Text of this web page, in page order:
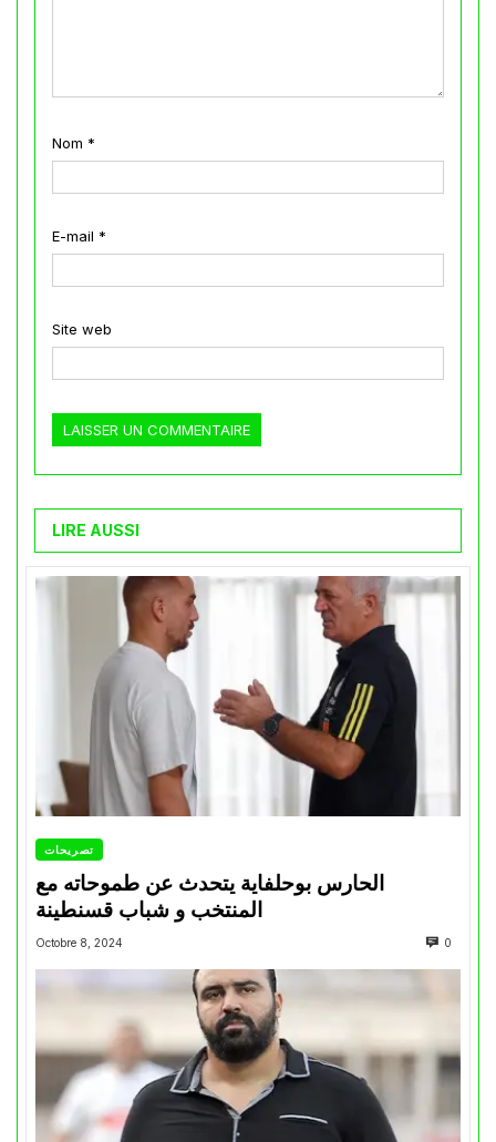
Nom *
E-mail *
Site web
LIRE AUSSI
تصريحات
الحارس بوحلفاية يتحدث عن طموحاته مع
المنتخب و شباب قسنطينة
Octobre 8, 2024 0